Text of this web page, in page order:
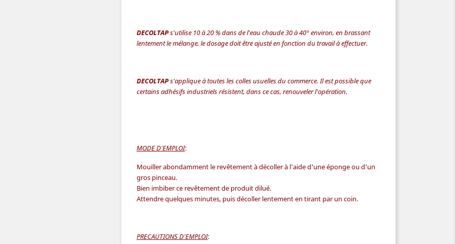
DECOLTAPs'utilise 10 à 20 % dans de l'eau chaude 30 à 40° environ, en brassant
lentement le mélange, le dosage doit être ajusté en fonction du travail à effectuer.
DECOLTAPs'applique à toutes les colles usuelles du commerce. Il est possible que
certains adhésifs industriels résistent, dans ce cas, renouveler l'opération.
MODE D'EMPLOI:
Mouiller abondamment le revêtement à décoller à l'aide d'une éponge ou d'un
gros pinceau.
Bien imbiber ce revêtement de produit dilué.
Attendre quelques minutes, puis décoller lentement en tirant par un coin.
PRECAUTIONS D'EMPLOI: